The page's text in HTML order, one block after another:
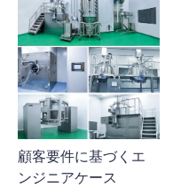
顧客要件に基づくエ
ンジニアケース